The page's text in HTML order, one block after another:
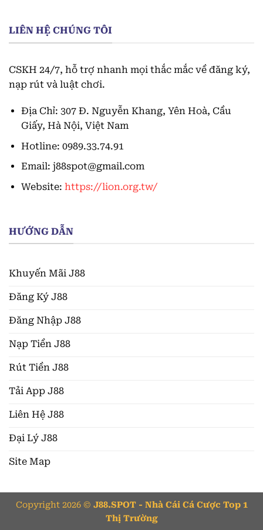
LIÊN HỆ CHÚNG TÔI
CSKH 24/7, hỗ trợ nhanh mọi thắc mắc về đăng ký,
nạp rút và luật chơi.
Địa Chỉ: 307 Đ. Nguyễn Khang, Yên Hoà, Cầu
Giấy, Hà Nội, Việt Nam
Hotline: 0989.33.74.91
Email: j88spot@gmail.com
Website: https://lion.org.tw/
HƯỚNG DẪN
Khuyến Mãi J88
Đăng Ký J88
Đăng Nhập J88
Nạp Tiền J88
Rút Tiền J88
Tải App J88
Liên Hệ J88
Đại Lý J88
Site Map
Copyright 2026 © J88.SPOT - Nhà Cái Cá Cược Top 1
Thị Trường